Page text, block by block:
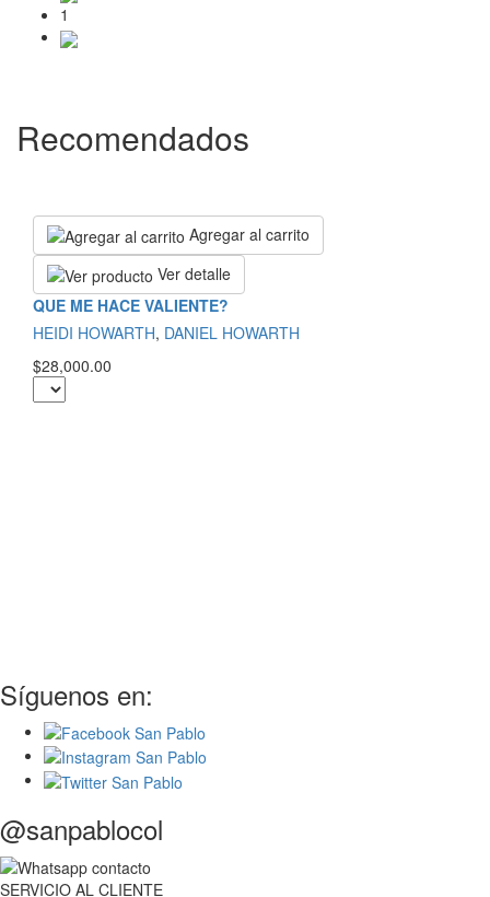
1
Recomendados
Agregar al carrito
Ver detalle
QUE ME HACE VALIENTE?
HEIDI HOWARTH, DANIEL HOWARTH
$28,000.00
Síguenos en:
@sanpablocol
SERVICIO AL CLIENTE